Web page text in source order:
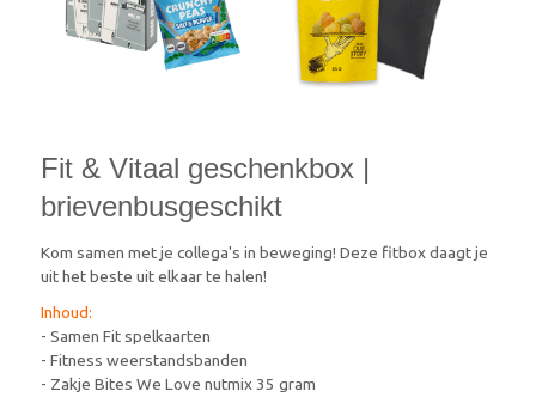
Fit & Vitaal geschenkbox |
brievenbusgeschikt
Kom samen met je collega's in beweging! Deze fitbox daagt je
uit het beste uit elkaar te halen!
Inhoud:
- Samen Fit spelkaarten
- Fitness weerstandsbanden
- Zakje Bites We Love nutmix 35 gram